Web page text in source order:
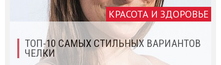
КРАСОТА И ЗДОРОВЬЕ
ТОП-10 САМЫХ СТИЛЬНЫХ ВАРИАНТОВ
ЧЕЛКИ